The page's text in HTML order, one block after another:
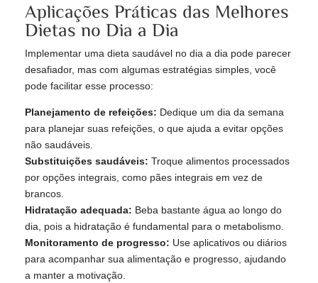
Aplicações Práticas das Melhores
Dietas no Dia a Dia
Implementar uma dieta saudável no dia a dia pode parecer
desafiador, mas com algumas estratégias simples, você
pode facilitar esse processo:
Planejamento de refeições: Dedique um dia da semana
para planejar suas refeições, o que ajuda a evitar opções
não saudáveis.
Substituições saudáveis: Troque alimentos processados
por opções integrais, como pães integrais em vez de
brancos.
Hidratação adequada: Beba bastante água ao longo do
dia, pois a hidratação é fundamental para o metabolismo.
Monitoramento de progresso: Use aplicativos ou diários
para acompanhar sua alimentação e progresso, ajudando
a manter a motivação.